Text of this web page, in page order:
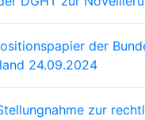
der
24.09.2024
zur